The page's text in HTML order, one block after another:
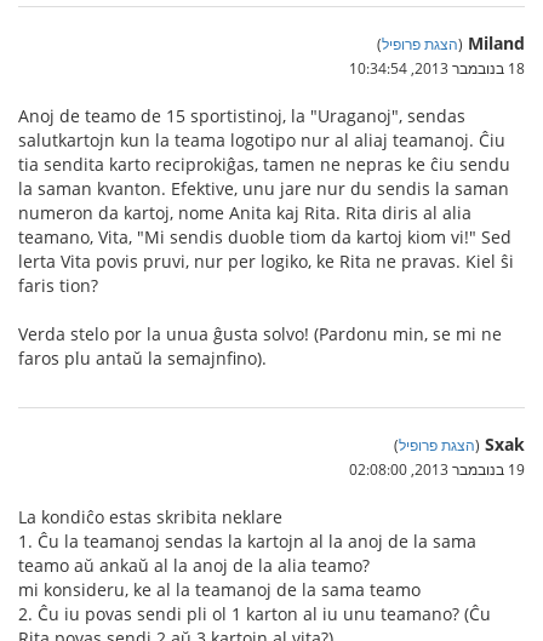
Miland
(הצגת פרופיל)
18 בנובמבר 2013, 10:34:54
Anoj de teamo de 15 sportistinoj, la "Uraganoj", sendas
salutkartojn kun la teama logotipo nur al aliaj teamanoj. Ĉiu
tia sendita karto reciprokiĝas, tamen ne nepras ke ĉiu sendu
la saman kvanton. Efektive, unu jare nur du sendis la saman
numeron da kartoj, nome Anita kaj Rita. Rita diris al alia
teamano, Vita, "Mi sendis duoble tiom da kartoj kiom vi!" Sed
lerta Vita povis pruvi, nur per logiko, ke Rita ne pravas. Kiel ŝi
faris tion?
Verda stelo por la unua ĝusta solvo! (Pardonu min, se mi ne
faros plu antaŭ la semajnfino).
Sxak
(הצגת פרופיל)
19 בנובמבר 2013, 02:08:00
La kondiĉo estas skribita neklare
1. Ĉu la teamanoj sendas la kartojn al la anoj de la sama
teamo aŭ ankaŭ al la anoj de la alia teamo?
mi konsideru, ke al la teamanoj de la sama teamo
2. Ĉu iu povas sendi pli ol 1 karton al iu unu teamano? (Ĉu